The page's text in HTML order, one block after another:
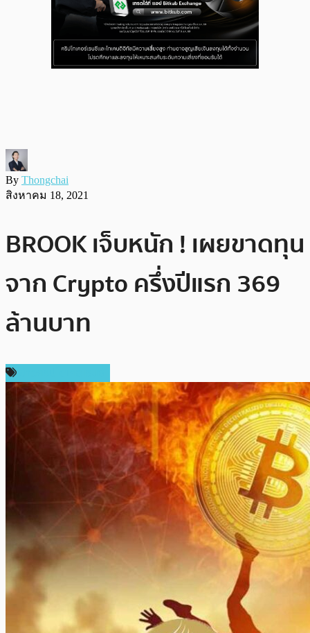
By Thongchai
สิงหาคม 18, 2021
BROOK เจ็บหนัก ! เผยขาดทุน
จาก Crypto ครึ่งปีแรก 369
ล้านบาท